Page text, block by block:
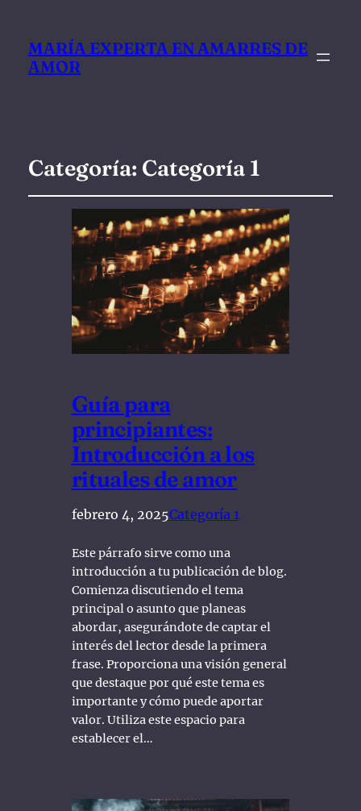
MARÍA EXPERTA EN AMARRES DE
AMOR
Categoría: Categoría 1
Guía para
principiantes:
Introducción a los
rituales de amor
febrero 4, 2025Categoría 1
Este párrafo sirve como una
introducción a tu publicación de blog.
Comienza discutiendo el tema
principal o asunto que planeas
abordar, asegurándote de captar el
interés del lector desde la primera
frase. Proporciona una visión general
que destaque por qué este tema es
importante y cómo puede aportar
valor. Utiliza este espacio para
establecer el…